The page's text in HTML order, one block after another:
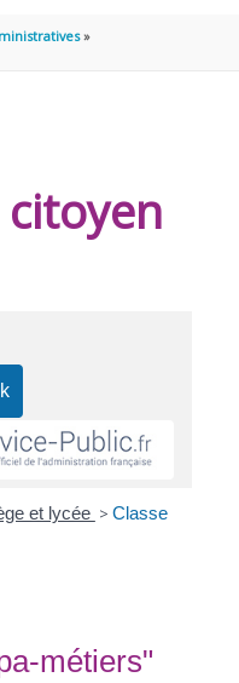
et lycée > Classe
métiers"